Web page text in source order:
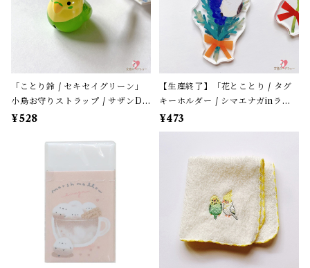
「ことり鈴 / セキセイグリーン」
小鳥お守りストラップ / サザンDS
クリエイト / 黄緑色のセキセイイ
月グッズ＊1個【大人気!】
¥528
【生産終了】「花とことり / タグ
キーホルダー / シマエナガinラベ
ンダー」花言葉と小鳥のアクリル
キーホルダー・バッグチャーム /
在庫限り】
¥473